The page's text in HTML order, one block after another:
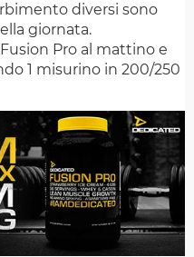
diversi sono
giornata.
Pro al mattino e
1 misurino in 200/250